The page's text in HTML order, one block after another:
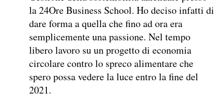
la 24Ore Business School. Ho deciso infatti di
dare forma a quella che fino ad ora era
semplicemente una passione. Nel tempo
libero lavoro su un progetto di economia
circolare contro lo spreco alimentare che
spero possa vedere la luce entro la fine del
2021.